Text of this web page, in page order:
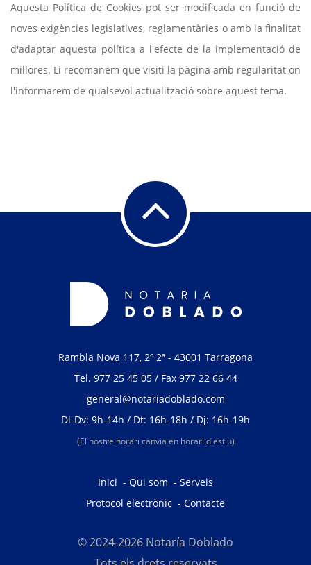
Aquesta Política de Cookies pot ser modificada en funció de
noves exigències legislatives, reglamentàries o amb la finalitat
d'adaptar aquesta política a l'efecte de la implementació de
millores. Li recomanem que visiti la pàgina amb regularitat on
l'informarem de qualsevol actualització sobre aquest tema.
Rambla Nova 117, 2º 2ª - 43001 Tarragona
Tel. 977 25 45 05/ Fax 977 22 66 44
general@notariadoblado.com
Dl-Dv: 9h-14h / Dt: 16h-18h / Dj: 16h-19h
(El nostre horari canvia en horari d'estiu)
Inici - Qui som - Serveis
Protocol electrònic - Contacte
© 2024-2026 Notaría Doblado